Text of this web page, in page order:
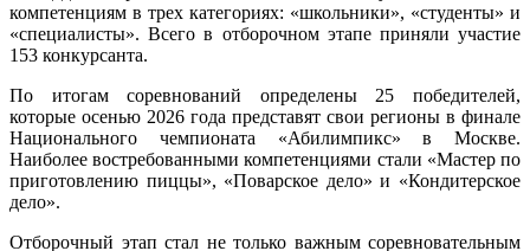
компетенциям в трех категориях: «школьники», «студенты» и
«специалисты». Всего в отборочном этапе приняли участие
153 конкурсанта.
По итогам соревнований определены 25 победителей,
которые осенью 2026 года представят свои регионы в финале
Национального чемпионата «Абилимпикс» в Москве.
Наиболее востребованными компетенциями стали «Мастер по
приготовлению пиццы», «Поварское дело» и «Кондитерское
дело».
Отборочный этап стал не только важным соревновательным